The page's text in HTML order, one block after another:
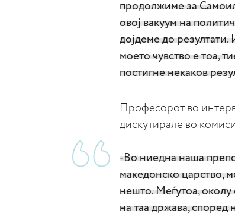
продолжиме за
овој вакуум на
дојдеме до резултати.
моето чувство е тоа,
постигне некаков
Професорот во
дискутирале во
-Во ниедна наша
македонско царство,
нешто. Меѓутоа, околу
на таа држава, според